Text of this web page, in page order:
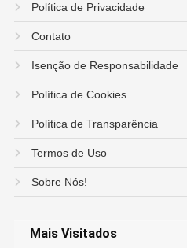
Política de Privacidade
Contato
Isenção de Responsabilidade
Política de Cookies
Política de Transparência
Termos de Uso
Sobre Nós!
Mais Visitados